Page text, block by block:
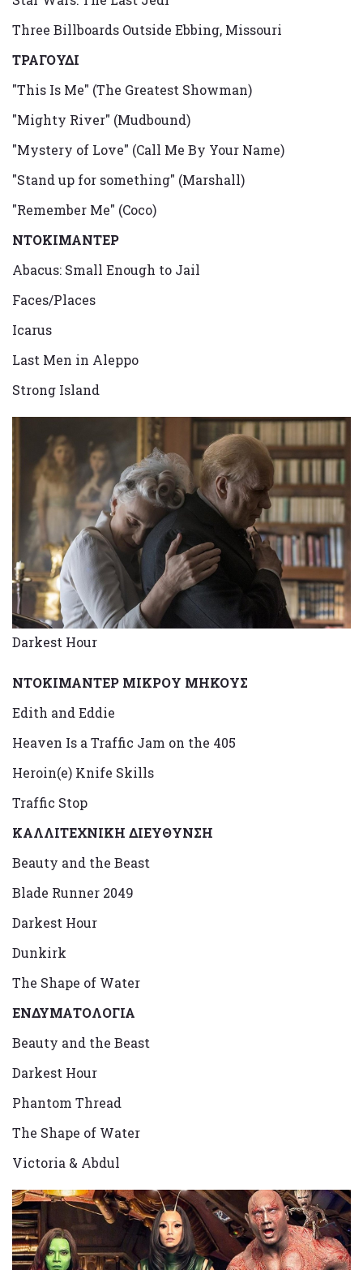
Three Billboards Outside Ebbing, Missouri
ΤΡΑΓΟΥΔΙ
"This Is Me" (The Greatest Showman)
"Mighty River" (Mudbound)
"Mystery of Love" (Call Me By Your Name)
"Stand up for something" (Marshall)
"Remember Me" (Coco)
ΝΤΟΚΙΜΑΝΤΕΡ
Abacus: Small Enough to Jail
Faces/Places
Icarus
Last Men in Aleppo
Strong Island
Darkest Hour
NΤΟΚΙΜΑΝΤΕΡ ΜΙΚΡΟΥ ΜΗΚΟΥΣ
Edith and Eddie
Heaven Is a Traffic Jam on the 405
Heroin(e) Knife Skills
Traffic Stop
ΚΑΛΛΙΤΕΧΝΙΚΗ ΔΙΕΥΘΥΝΣΗ
Beauty and the Beast
Blade Runner 2049
Darkest Hour
Dunkirk
The Shape of Water
ENΔΥΜΑΤΟΛΟΓΙΑ
Beauty and the Beast
Darkest Hour
Phantom Thread
The Shape of Water
Victoria & Abdul